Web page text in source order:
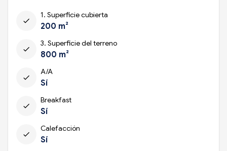
check
1. Superficie cubierta
200 m²
check
3. Superficie del terreno
800 m²
check
A/A
Sí
check
Breakfast
Sí
check
Calefacción
Sí